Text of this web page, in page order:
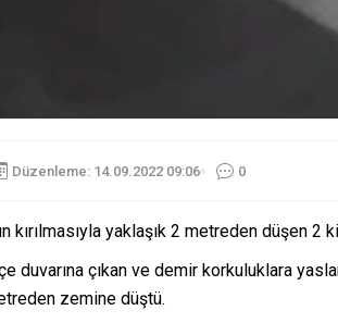
Düzenleme: 14.09.2022 09:06 0
kırılmasıyla yaklaşık 2 metreden düşen 2
duvarına çıkan ve demir korkuluklara
zemine düştü.